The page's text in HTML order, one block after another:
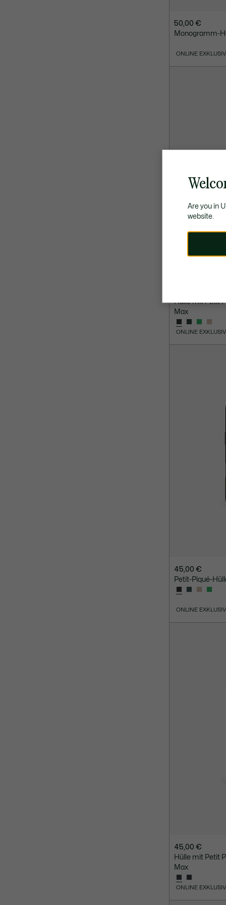
50,00 €
Monogramm-
ONLINE
Hülle mit Petit
Max
ONLINE
45,00 €
Petit-Piqué-
ONLINE
45,00 €
Hülle mit Petit
Max
ONLINE
Are you in
website.